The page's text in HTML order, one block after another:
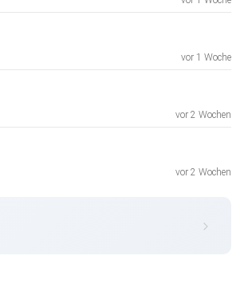
vor 1 Woche
vor 2 Wochen
vor 2 Wochen